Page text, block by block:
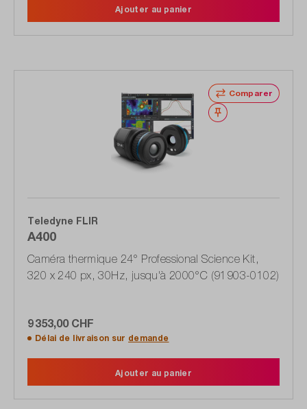
Ajouter au panier
Comparer
Noter
Teledyne FLIR
A400
Caméra thermique 24° Professional Science Kit,
320 x 240 px, 30Hz, jusqu'à 2000°C (91903-0102)
9 353,00 CHF
Délai de livraison sur demande
Ajouter au panier